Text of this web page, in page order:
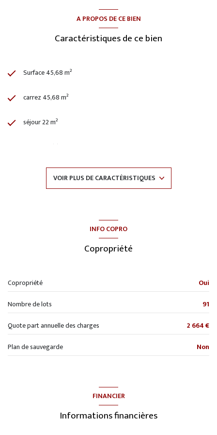
A PROPOS DE CE BIEN
Caractéristiques de ce bien
Surface 45,68 m²
carrez 45,68 m²
séjour 22 m²
1 chambre(s)
1 salle(s) de bain
cuisine américaine (semi-équipée)
Chauffage collectif : radiateur (gaz)
2 étage(s)
vue JARDIN
accès handicapé
VOIR PLUS DE CARACTÉRISTIQUES
INFO COPRO
Copropriété
Copropriété
Oui
Nombre de lots
91
Quote part annuelle des charges
2 664 €
Plan de sauvegarde
Non
FINANCIER
Informations financières